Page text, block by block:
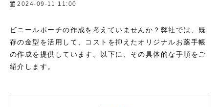
2024-09-11 11:00
ビニールポーチの作成を考えていませんか？弊社では、既
存の金型を活用して、コストを抑えたオリジナルお薬手帳
の作成を提供しています。以下に、その具体的な手順をご
紹介します。